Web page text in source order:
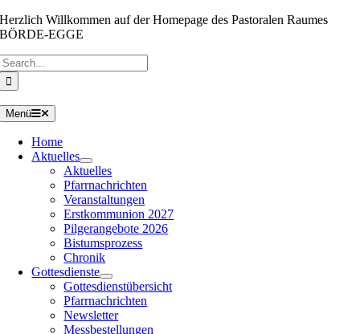
Zum
Inhalt
Herzlich Willkommen auf der Homepage des Pastoralen Raumes
BÖRDE-EGGE
Menü
Home
Aktuelles
Aktuelles
Pfarrnachrichten
Veranstaltungen
Erstkommunion 2027
Pilgerangebote 2026
Bistumsprozess
Chronik
Gottesdienste
Gottesdienstübersicht
Pfarrnachrichten
Newsletter
Messbestellungen